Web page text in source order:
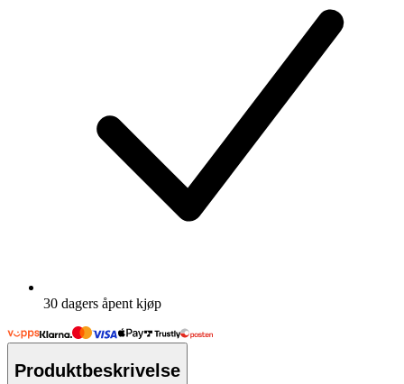
30 dagers åpent kjøp
Produktbeskrivelse